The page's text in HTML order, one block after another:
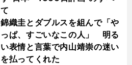
て
錦織圭とダブルスを組んで「や
っぱ、すごいなこの人」 明る
い表情と言葉で内山靖崇の迷い
を払ってくれた